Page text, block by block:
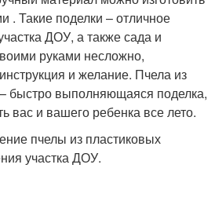
. Такие поделки – отличное
ДОУ, а также сада и
руками несложно,
и желание. Пчела из
быстро выполняющаяся поделка,
вас и вашего ребенка все лето.
пчелы из пластиковых
участка ДОУ.